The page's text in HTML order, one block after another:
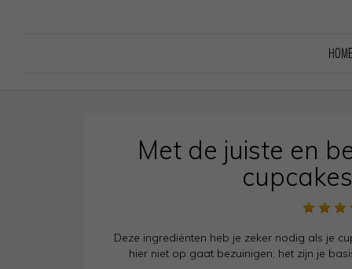
HOME
Met de juiste en
Deze ingrediënten heb je zeker nodig als je
hier niet op gaat bezuinigen, het zijn je